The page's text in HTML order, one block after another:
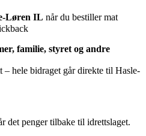
Løren IL når du bestiller mat
familie, styret og andre
– hele bidraget går direkte til Hasle-
det penger tilbake til idrettslaget.